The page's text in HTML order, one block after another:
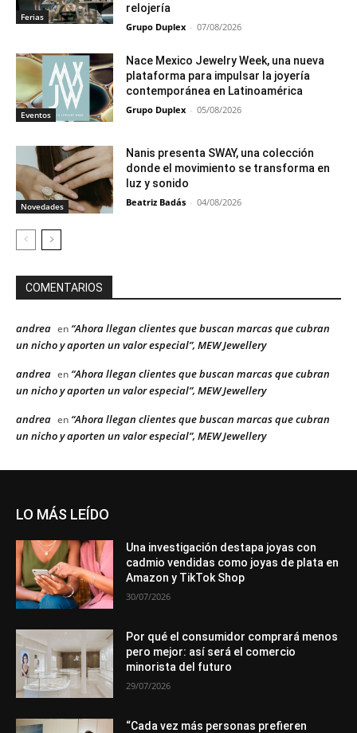
Ferias
relojería
Grupo Duplex - 07/08/2026
Eventos
Nace Mexico Jewelry Week, una nueva
plataforma para impulsar la joyería
contemporánea en Latinoamérica
Grupo Duplex - 05/08/2026
Novedades
Nanis presenta SWAY, una colección
donde el movimiento se transforma en
luz y sonido
Beatriz Badás - 04/08/2026
COMENTARIOS
andrea en “Ahora llegan clientes que buscan marcas que cubran
un nicho y aporten un valor especial”, MEW Jewellery
andrea en “Ahora llegan clientes que buscan marcas que cubran
un nicho y aporten un valor especial”, MEW Jewellery
andrea en “Ahora llegan clientes que buscan marcas que cubran
un nicho y aporten un valor especial”, MEW Jewellery
LO MÁS LEÍDO
Una investigación destapa joyas con
cadmio vendidas como joyas de plata en
Amazon y TikTok Shop
30/07/2026
Por qué el consumidor comprará menos
pero mejor: así será el comercio
minorista del futuro
29/07/2026
“Cada vez más personas prefieren